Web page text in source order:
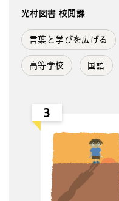
光村図書 校閲課
言葉と学びを広げる
高等学校 国語
3